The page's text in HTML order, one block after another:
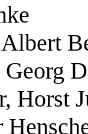
Horst